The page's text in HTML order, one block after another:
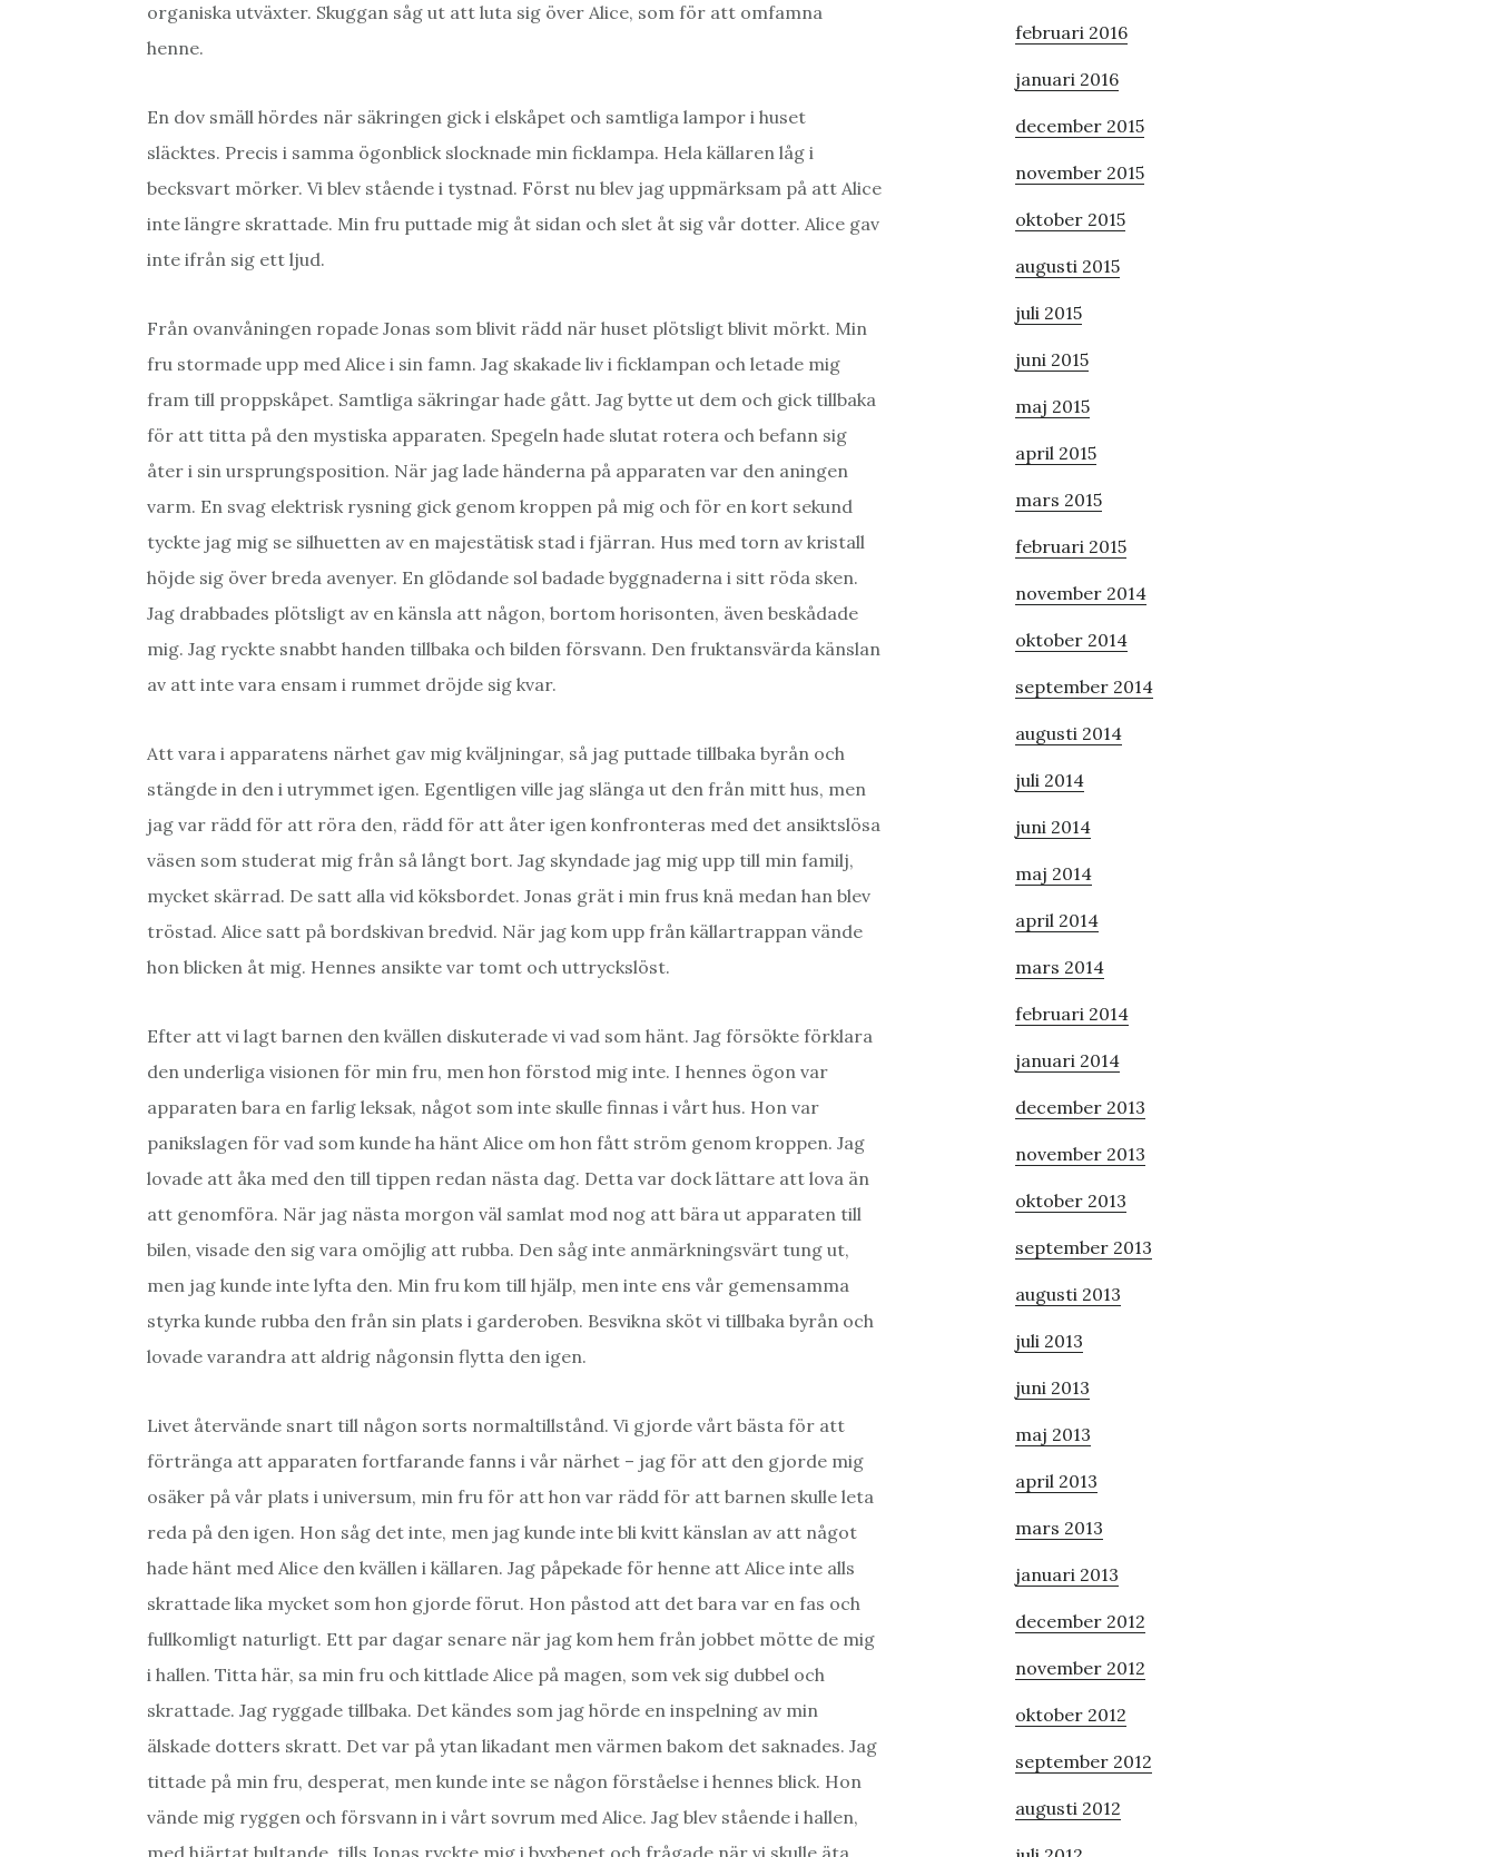
organiska utväxter. Skuggan såg ut att luta sig över Alice, som för att omfamna
henne.
En dov smäll hördes när säkringen gick i elskåpet och samtliga lampor i huset
släcktes. Precis i samma ögonblick slocknade min ficklampa. Hela källaren låg i
becksvart mörker. Vi blev stående i tystnad. Först nu blev jag uppmärksam på att Alice
inte längre skrattade. Min fru puttade mig åt sidan och slet åt sig vår dotter. Alice gav
inte ifrån sig ett ljud.
Från ovanvåningen ropade Jonas som blivit rädd när huset plötsligt blivit mörkt. Min
fru stormade upp med Alice i sin famn. Jag skakade liv i ficklampan och letade mig
fram till proppskåpet. Samtliga säkringar hade gått. Jag bytte ut dem och gick tillbaka
för att titta på den mystiska apparaten. Spegeln hade slutat rotera och befann sig
åter i sin ursprungsposition. När jag lade händerna på apparaten var den aningen
varm. En svag elektrisk rysning gick genom kroppen på mig och för en kort sekund
tyckte jag mig se silhuetten av en majestätisk stad i fjärran. Hus med torn av kristall
höjde sig över breda avenyer. En glödande sol badade byggnaderna i sitt röda sken.
Jag drabbades plötsligt av en känsla att någon, bortom horisonten, även beskådade
mig. Jag ryckte snabbt handen tillbaka och bilden försvann. Den fruktansvärda känslan
av att inte vara ensam i rummet dröjde sig kvar.
Att vara i apparatens närhet gav mig kväljningar, så jag puttade tillbaka byrån och
stängde in den i utrymmet igen. Egentligen ville jag slänga ut den från mitt hus, men
jag var rädd för att röra den, rädd för att åter igen konfronteras med det ansiktslösa
väsen som studerat mig från så långt bort. Jag skyndade jag mig upp till min familj,
mycket skärrad. De satt alla vid köksbordet. Jonas grät i min frus knä medan han blev
tröstad. Alice satt på bordskivan bredvid. När jag kom upp från källartrappan vände
hon blicken åt mig. Hennes ansikte var tomt och uttryckslöst.
Efter att vi lagt barnen den kvällen diskuterade vi vad som hänt. Jag försökte förklara
den underliga visionen för min fru, men hon förstod mig inte. I hennes ögon var
apparaten bara en farlig leksak, något som inte skulle finnas i vårt hus. Hon var
panikslagen för vad som kunde ha hänt Alice om hon fått ström genom kroppen. Jag
lovade att åka med den till tippen redan nästa dag. Detta var dock lättare att lova än
att genomföra. När jag nästa morgon väl samlat mod nog att bära ut apparaten till
bilen, visade den sig vara omöjlig att rubba. Den såg inte anmärkningsvärt tung ut,
men jag kunde inte lyfta den. Min fru kom till hjälp, men inte ens vår gemensamma
styrka kunde rubba den från sin plats i garderoben. Besvikna sköt vi tillbaka byrån och
lovade varandra att aldrig någonsin flytta den igen.
Livet återvände snart till någon sorts normaltillstånd. Vi gjorde vårt bästa för att
förtränga att apparaten fortfarande fanns i vår närhet – jag för att den gjorde mig
osäker på vår plats i universum, min fru för att hon var rädd för att barnen skulle leta
reda på den igen. Hon såg det inte, men jag kunde inte bli kvitt känslan av att något
hade hänt med Alice den kvällen i källaren. Jag påpekade för henne att Alice inte alls
skrattade lika mycket som hon gjorde förut. Hon påstod att det bara var en fas och
fullkomligt naturligt. Ett par dagar senare när jag kom hem från jobbet mötte de mig
i hallen. Titta här, sa min fru och kittlade Alice på magen, som vek sig dubbel och
skrattade. Jag ryggade tillbaka. Det kändes som jag hörde en inspelning av min
älskade dotters skratt. Det var på ytan likadant men värmen bakom det saknades. Jag
tittade på min fru, desperat, men kunde inte se någon förståelse i hennes blick. Hon
vände mig ryggen och försvann in i vårt sovrum med Alice. Jag blev stående i hallen,
februari 2016
januari 2016
december 2015
november 2015
oktober 2015
augusti 2015
juli 2015
juni 2015
maj 2015
april 2015
mars 2015
februari 2015
november 2014
oktober 2014
september 2014
augusti 2014
juli 2014
juni 2014
maj 2014
april 2014
mars 2014
februari 2014
januari 2014
december 2013
november 2013
oktober 2013
september 2013
augusti 2013
juli 2013
juni 2013
maj 2013
april 2013
mars 2013
januari 2013
december 2012
november 2012
oktober 2012
september 2012
augusti 2012